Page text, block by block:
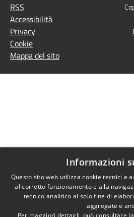
RSS
Accessibilità
Privacy
Cookie
Mappa del sito
Informazioni
Questo sito web utilizza cookie tecnici e
al corretto funzionamento e alla
tecnico analitico al solo fine di
aggregate e
Per maggiori dettagli, può consultare